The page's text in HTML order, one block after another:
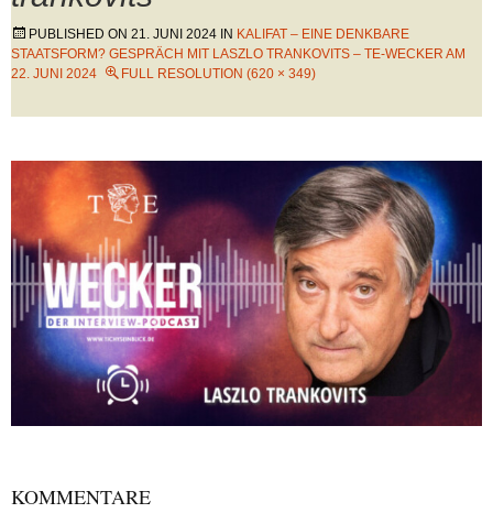
PUBLISHED ON 21. JUNI 2024 IN KALIFAT – EINE DENKBARE
STAATSFORM? GESPRÄCH MIT LASZLO TRANKOVITS – TE-WECKER AM
22. JUNI 2024
FULL RESOLUTION (620 × 349)
KOMMENTARE